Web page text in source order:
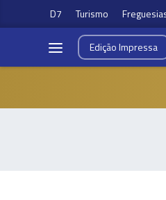
D7 Turismo
EdiçãoImpressa